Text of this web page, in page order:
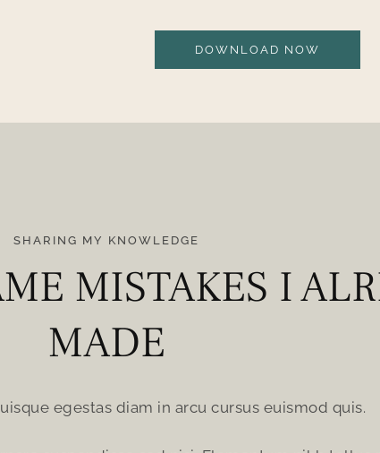
DOWNLOAD NOW
SHARING MY KNOWLEDGE
MISTAKES I
MADE
egestas diam in arcu cursus euismod quis.